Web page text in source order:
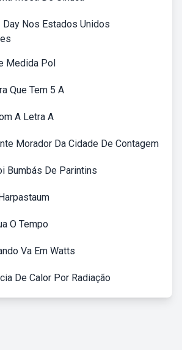
Day Nos Estados Unidos
Medida Pol
Que Tem 5 A
A Letra A
Morador Da Cidade De Contagem
Bumbás De Parintins
O Tempo
Va Em Watts
De Calor Por Radiação